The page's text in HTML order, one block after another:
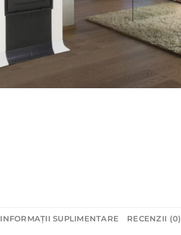
INFORMAȚII SUPLIMENTARE RECENZII (0)